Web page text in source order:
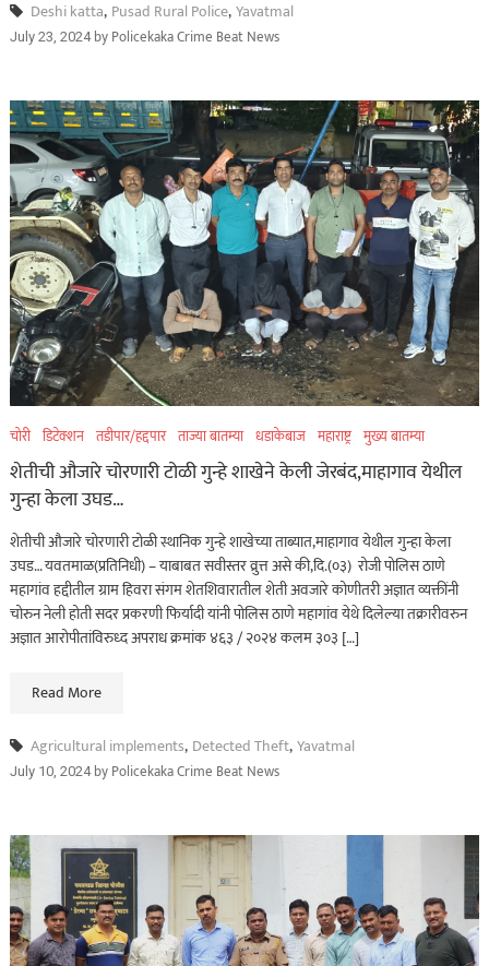
Deshi katta, Pusad Rural Police,Yavatmal
July 23, 2024byPolicekaka Crime Beat News
चोरी डिटेक्शन तडीपार/हद्दपार ताज्या बातम्या धडाकेबाज महाराष्ट्र मुख्य बातम्या
शेतीची औजारे चोरणारी टोळी गुन्हे शाखेने केली जेरबंद,माहागाव येथील
गुन्हा केला उघड…
शेतीची औजारे चोरणारी टोळी स्थानिक गुन्हे शाखेच्या ताब्यात,माहागाव येथील गुन्हा केला
उघड… यवतमाळ(प्रतिनिधी) – याबाबत सवीस्तर व्रुत्त असे की,दि.(०३) रोजी पोलिस ठाणे
महागांव हद्दीतील ग्राम हिवरा संगम शेतशिवारातील शेती अवजारे कोणीतरी अज्ञात व्यक्तींनी
चोरुन नेली होती सदर प्रकरणी फिर्यादी यांनी पोलिस ठाणे महागांव येथे दिलेल्या तक्रारीवरुन
अज्ञात आरोपीतांविरुध्द अपराध क्रमांक ४६३ / २०२४ कलम ३०३ […]
Read More
Agricultural implements, Detected Theft,Yavatmal
July 10, 2024byPolicekaka Crime Beat News